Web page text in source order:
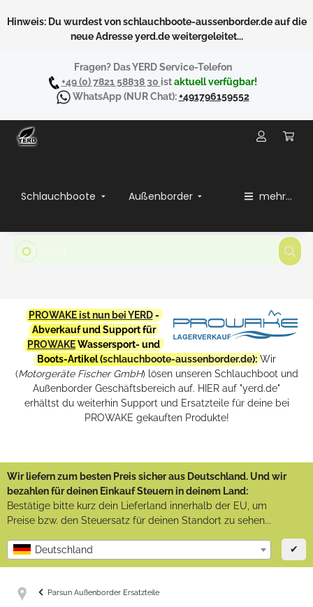
Hinweis: Du wurdest von schlauchboote-aussenborder.de auf die
neue Adresse yerd.de weitergeleitet...
Fragen? Das YERD Service-Telefon
+49 (0) 7821 58838 30 istaktuell verfügbar!
WhatsApp(NUR Chat):+491796159552
Schlauchboote Außenborder mehr...
PROWAKE ist nun bei YERD-
Abverkauf und Support für
PROWAKEWassersport- und
Boots-Artikel (schlauchboote-aussenborder.de): Wir
(Motorgeräte Fischer GmbH) lösen unseren Schlauchboot und
Außenborder Geschäftsbereich auf. HIER auf "yerd.de"
erhältst du weiterhin Support und Ersatzteile für deine bei
PROWAKE gekauften Produkte!
Wir liefern zum besten Preis sicher aus Deutschland. Und wir
bezahlen für deinen Einkauf Steuern in deinem Land:
Bestätige bitte kurz dein Lieferland innerhalb der EU, um
Preise bzw. den Steuersatz für deinen Standort zu sehen...
Deutschland ✔
Parsun Außenborder Ersatzteile